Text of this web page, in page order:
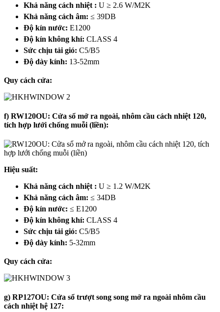
Khả năng cách nhiệt : U ≥ 2.6 W/M2K
Khả năng cách âm: ≤ 39DB
Độ kín nước: E1200
Độ kín không khí: CLASS 4
Sức chịu tải gió: C5/B5
Độ dày kính: 13-52mm
Quy cách cửa:
f) RW120OU: Cửa sổ mở ra ngoài, nhôm cầu cách nhiệt 120,
tích hợp lưới chống muỗi (liền):
Hiệu suất:
Khả năng cách nhiệt : U ≥ 1.2 W/M2K
Khả năng cách âm: ≤ 34DB
Độ kín nước: ≤ E1200
Độ kín không khí: CLASS 4
Sức chịu tải gió: C5/B5
Độ dày kính: 5-32mm
Quy cách cửa:
g) RP127OU: Cửa sổ trượt song song mở ra ngoài nhôm cầu
cách nhiệt hệ 127: